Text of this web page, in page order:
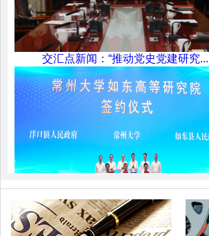
交汇点新闻：“推动党史党建研究...
交汇点新闻：校地合作再升级！常...